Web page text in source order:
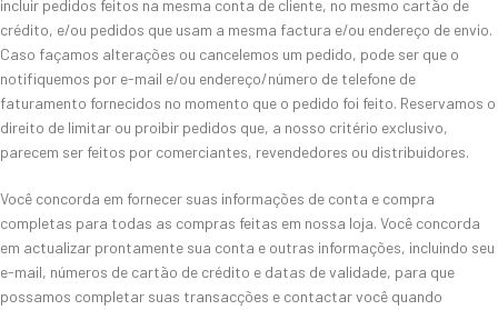
incluir pedidos feitos na mesma conta de cliente, no mesmo cartão de
crédito, e/ou pedidos que usam a mesma factura e/ou endereço de envio.
Caso façamos alterações ou cancelemos um pedido, pode ser que o
notifiquemos por e-mail e/ou endereço/número de telefone de
faturamento fornecidos no momento que o pedido foi feito. Reservamos o
direito de limitar ou proibir pedidos que, a nosso critério exclusivo,
parecem ser feitos por comerciantes, revendedores ou distribuidores.
Você concorda em fornecer suas informações de conta e compra
completas para todas as compras feitas em nossa loja. Você concorda
em actualizar prontamente sua conta e outras informações, incluindo seu
e-mail, números de cartão de crédito e datas de validade, para que
possamos completar suas transacções e contactar você quando